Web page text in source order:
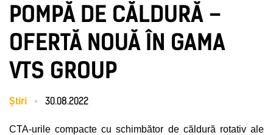
POMPĂ DE CĂLDURĂ –
OFERTĂ NOUĂ ÎN GAMA
VTS GROUP
Știri 30.08.2022
CTA-urile compacte cu schimbător de căldură rotativ ale